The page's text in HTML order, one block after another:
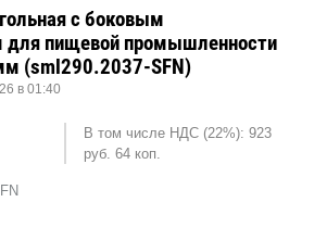
с боковым
для пищевой промышленности
(sml290.2037-SFN)
в 01:40
В том числе НДС (22%): 923
руб. 64 коп.